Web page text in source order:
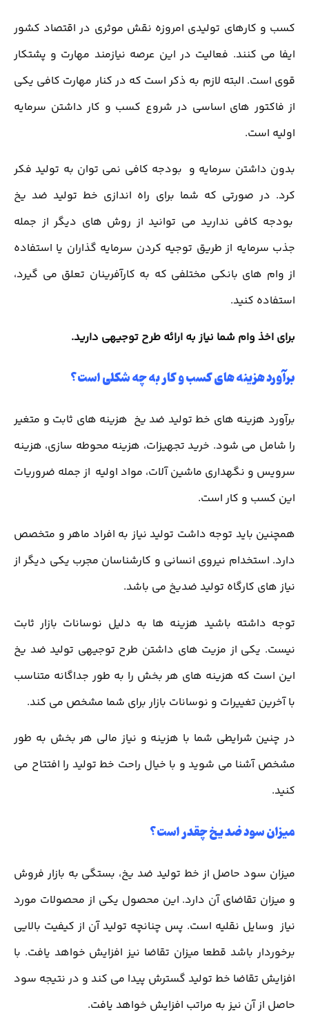
کسب و کارهای تولیدی امروزه نقش موثری در اقتصاد کشور
ایفا می کنند. فعالیت در این عرصه نیازمند مهارت و پشتکار
قوی است. البته لازم به ذکر است که در کنار مهارت کافی یکی
از فاکتور های اساسی در شروع کسب و کار داشتن سرمایه
اولیه است.
بدون داشتن سرمایه و بودجه کافی نمی توان به تولید فکر
کرد. در صورتی که شما برای راه اندازی خط تولید ضد یخ
بودجه کافی ندارید می توانید از روش های دیگر از جمله
جذب سرمایه از طریق توجیه کردن سرمایه گذاران یا استفاده
از وام های بانکی مختلفی که به کارآفرینان تعلق می گیرد،
استفاده کنید.
برای اخذ وام شما نیاز به ارائه طرح توجیهی دارید.
برآورد هزینه های کسب و کار به چه شکلی است؟
برآورد هزینه های خط تولید ضد یخ هزینه های ثابت و متغیر
را شامل می شود. خرید تجهیزات، هزینه محوطه سازی، هزینه
سرویس و نگهداری ماشین آلات، مواد اولیه از جمله ضروریات
این کسب و کار است.
همچنین باید توجه داشت تولید نیاز به افراد ماهر و متخصص
دارد. استخدام نیروی انسانی و کارشناسان مجرب یکی دیگر از
نیاز های کارگاه تولید ضدیخ می باشد.
توجه داشته باشید هزینه ها به دلیل نوسانات بازار ثابت
نیست. یکی از مزیت های داشتن طرح توجیهی تولید ضد یخ
این است که هزینه های هر بخش را به طور جداگانه متناسب
با آخرین تغییرات و نوسانات بازار برای شما مشخص می کند.
در چنین شرایطی شما با هزینه و نیاز مالی هر بخش به طور
مشخص آشنا می شوید و با خیال راحت خط تولید را افتتاح می
کنید.
میزان سود ضد یخ چقدر است؟
میزان سود حاصل از خط تولید ضد یخ، بستگی به بازار فروش
و میزان تقاضای آن دارد. این محصول یکی از محصولات مورد
نیاز وسایل نقلیه است. پس چنانچه تولید آن از کیفیت بالایی
برخوردار باشد قطعا میزان تقاضا نیز افزایش خواهد یافت. با
افزایش تقاضا خط تولید گسترش پیدا می کند و در نتیجه سود
حاصل از آن نیز به مراتب افزایش خواهد یافت.